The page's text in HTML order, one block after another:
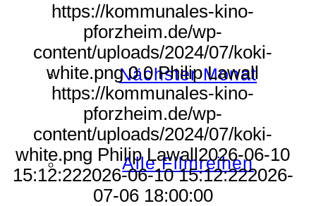
Nächster Monat
Alle Filmreihen
https://kommunales-kino-
pforzheim.de/wp-
content/uploads/2024/07/koki-
white.png 0 0 Philip Lawall
https://kommunales-kino-
pforzheim.de/wp-
content/uploads/2024/07/koki-
white.png Philip Lawall2026-06-10
15:12:222026-06-10 15:12:222026-
07-06 18:00:00